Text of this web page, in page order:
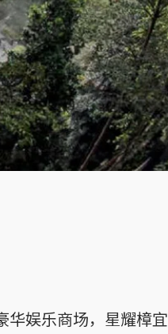
华娱乐商场，星耀樟宜